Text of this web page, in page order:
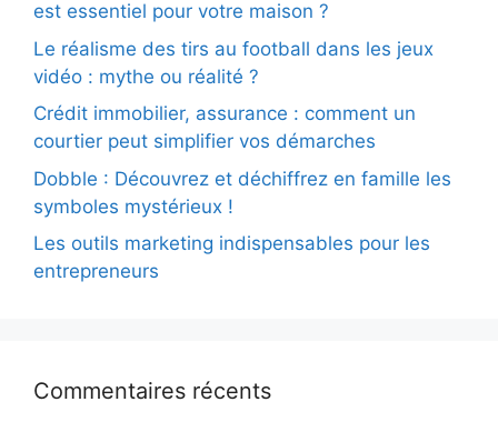
est essentiel pour votre maison ?
Le réalisme des tirs au football dans les jeux
vidéo : mythe ou réalité ?
Crédit immobilier, assurance : comment un
courtier peut simplifier vos démarches
Dobble : Découvrez et déchiffrez en famille les
symboles mystérieux !
Les outils marketing indispensables pour les
entrepreneurs
Commentaires récents